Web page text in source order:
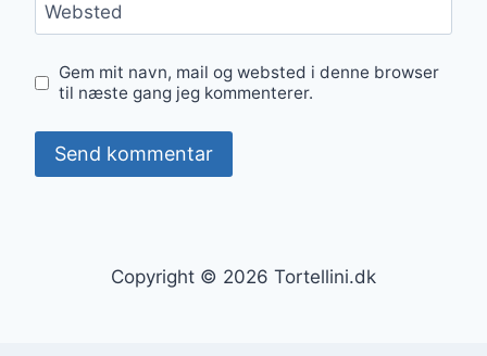
Websted
Gem mit navn, mail og websted i denne browser
til næste gang jeg kommenterer.
Copyright © 2026 Tortellini.dk